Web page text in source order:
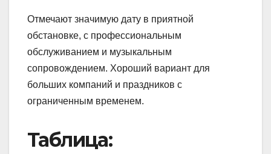
Отмечают значимую дату в приятной
обстановке, с профессиональным
обслуживанием и музыкальным
сопровождением. Хороший вариант для
больших компаний и праздников с
ограниченным временем.
Таблица: